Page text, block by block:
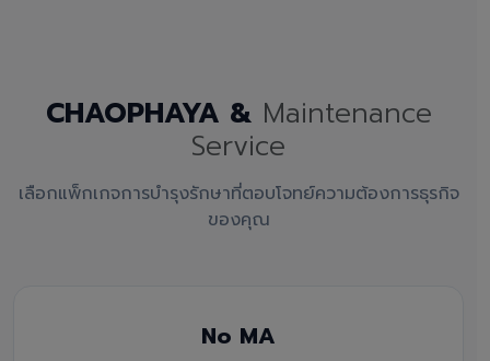
CHAOPHAYA & Maintenance
Service
เลือกแพ็กเกจการบำรุงรักษาที่ตอบโจทย์ความต้องการธุรกิจ
ของคุณ
No MA